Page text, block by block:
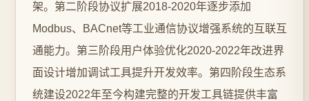
架。第二阶段协议扩展2018-2020年逐步添加
Modbus、BACnet等工业通信协议增强系统的互联互
通能力。第三阶段用户体验优化2020-2022年改进界
面设计增加调试工具提升开发效率。第四阶段生态系
统建设2022年至今构建完整的开发工具链提供丰富